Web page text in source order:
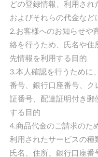
どの登録情報、利用され
およびそれらの代金など
2.お客様へのお知らせや
絡を行うため、氏名や住
先情報を利用する目的
3.本人確認を行うために
番号、銀行口座番号、ク
証番号、配達証明付き郵
する目的
4.商品代金のご請求のた
利用されたサービスの種
氏名、住所、銀行口座